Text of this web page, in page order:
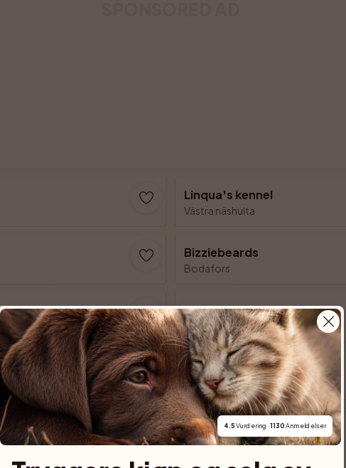
Linqua's kennel
Västra näshulta
Bizziebeards
Bodafors
Meet MyOwn
Brunflo
Just Ask
Lillkyrka
SPONSORED AD
4.5 Vurdering · 1130 Anmeldelser